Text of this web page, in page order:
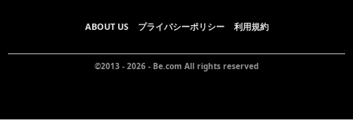
ABOUT US プライバシーポリシー 利用規約
©2013 - 2026 - Be.com All rights reserved